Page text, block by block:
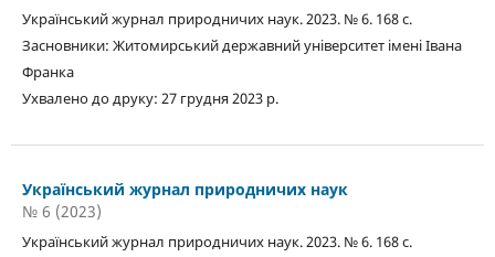
Український журнал природничих наук. 2023. № 6. 168 с.
Засновники: Житомирський державний університет імені Івана
Франка
Ухвалено до друку: 27 грудня 2023 р.
Український журнал природничих наук
№ 6 (2023)
Український журнал природничих наук. 2023. № 6. 168 с.